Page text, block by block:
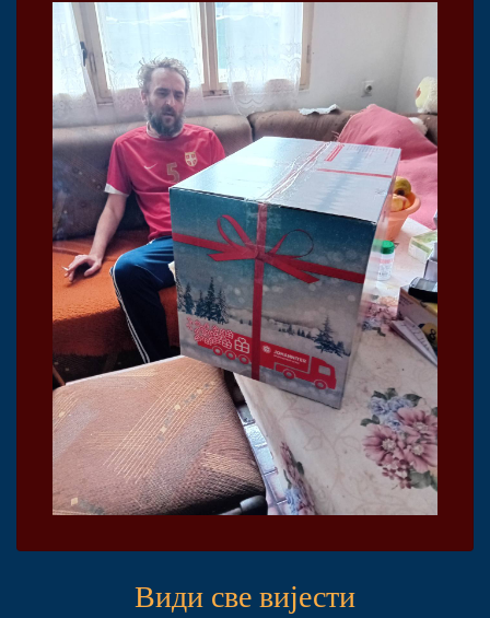
Види све вијести